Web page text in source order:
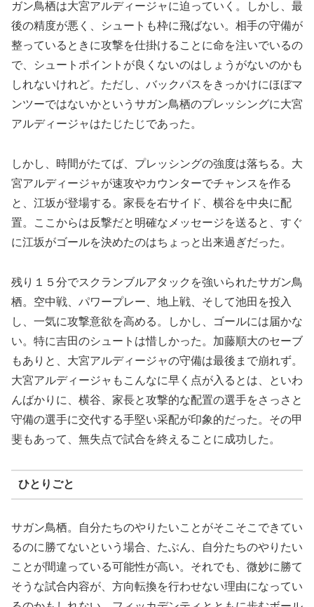
ガン鳥栖は大宮アルディージャに迫っていく。しかし、最
後の精度が悪く、シュートも枠に飛ばない。相手の守備が
整っているときに攻撃を仕掛けることに命を注いでいるの
で、シュートポイントが良くないのはしょうがないのかも
しれないけれど。ただし、バックパスをきっかけにほぼマ
ンツーではないかというサガン鳥栖のプレッシングに大宮
アルディージャはたじたじであった。
しかし、時間がたてば、プレッシングの強度は落ちる。大
宮アルディージャが速攻やカウンターでチャンスを作る
と、江坂が登場する。家長を右サイド、横谷を中央に配
置。ここからは反撃だと明確なメッセージを送ると、すぐ
に江坂がゴールを決めたのはちょっと出来過ぎだった。
残り１５分でスクランブルアタックを強いられたサガン鳥
栖。空中戦、パワープレー、地上戦、そして池田を投入
し、一気に攻撃意欲を高める。しかし、ゴールには届かな
い。特に吉田のシュートは惜しかった。加藤順大のセーブ
もありと、大宮アルディージャの守備は最後まで崩れず。
大宮アルディージャもこんなに早く点が入るとは、といわ
んばかりに、横谷、家長と攻撃的な配置の選手をさっさと
守備の選手に交代する手堅い采配が印象的だった。その甲
斐もあって、無失点で試合を終えることに成功した。
ひとりごと
サガン鳥栖。自分たちのやりたいことがそこそこできてい
るのに勝てないという場合、たぶん、自分たちのやりたい
ことが間違っている可能性が高い。それでも、微妙に勝て
そうな試合内容が、方向転換を行わせない理由になってい